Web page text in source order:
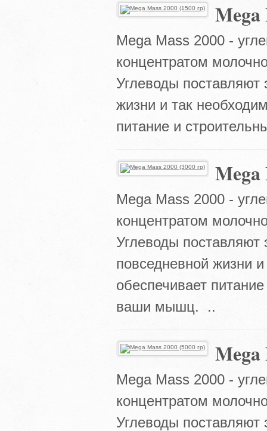
Mega
Mega Mass 2000 -
концентратом
Углеводы
жизни и так
питание и
Mega
Mega Mass 2000 -
концентратом
Углеводы поставляют
повседневной жизни
обеспечивает
ваши мышц. ..
Mega
Mega Mass 2000 -
концентратом
Углеводы поставляют